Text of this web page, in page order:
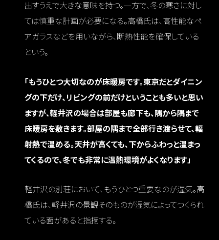
出すうえで大きな意味を持つ。一方で、冬の寒さに対し
ては慎重な計画が必要になる。高橋氏は、高性能なペ
アガラスなどを用いながら、断熱性能を確保している
という。
「もうひとつ大切なのが床暖房です。東京だとダイニン
グの下だけ、リビングの前だけということも多いと思い
ますが、軽井沢の場合は部屋も廊下も、隅から隅まで
床暖房を敷きます。部屋の隅まで全部行き渡らせて、輻
射熱で温める。天井が高くても、下からふわっと温まっ
てくるので、冬でも非常に温熱環境がよくなります」
軽井沢の別荘において、もうひとつ重要なのが湿気。高
橋氏は、軽井沢の景観そのものが湿気によってつくられ
ている面があると指摘する。